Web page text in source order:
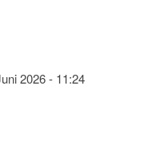
2026 - 11:24